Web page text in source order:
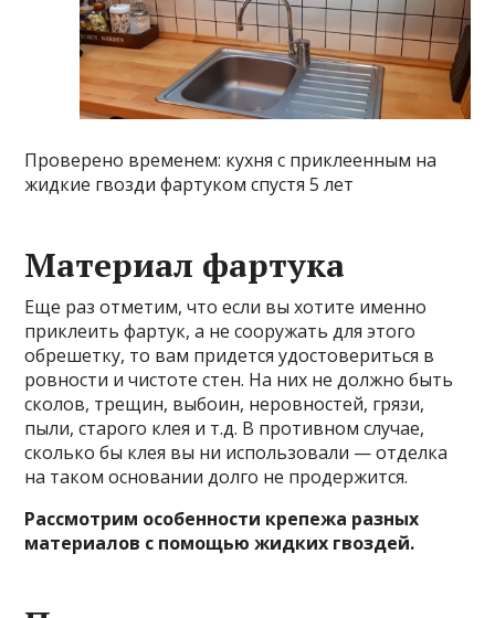
Проверено временем: кухня с приклеенным на
жидкие гвозди фартуком спустя 5 лет
Материал фартука
Еще раз отметим, что если вы хотите именно
приклеить фартук, а не сооружать для этого
обрешетку, то вам придется удостовериться в
ровности и чистоте стен. На них не должно быть
сколов, трещин, выбоин, неровностей, грязи,
пыли, старого клея и т.д. В противном случае,
сколько бы клея вы ни использовали — отделка
на таком основании долго не продержится.
Рассмотрим особенности крепежа разных
материалов с помощью жидких гвоздей.